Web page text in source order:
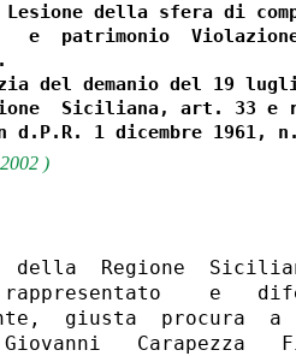
della sfera di
e  patrimonio
del demanio del 19
Siciliana, art. 33 e
)
della  Regione
e
giusta  procura
Carapezza